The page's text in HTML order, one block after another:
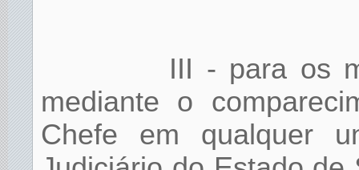
III - para os
mediante o
Chefe em qualquer